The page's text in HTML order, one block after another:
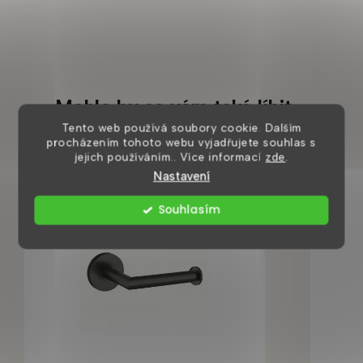
Tento web používá soubory cookie. Dalším
procházením tohoto webu vyjadřujete souhlas s
jejich používáním.. Více informací zde
Nastavení
Souhlasím
Mohlo by se vám také líbit